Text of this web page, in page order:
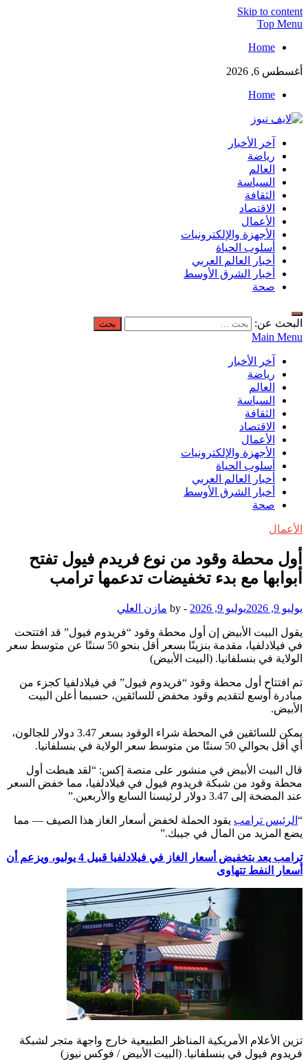
Skip to content
Top Menu
Home
أغسطس 6, 2026
Home
لايف نيوز
آخر الأخبار العاجلة لحظة بلحظة من العالم العربي والعالم
آخر الأخبار
رياضة
العالم
السياسة
الثقافة
الاقتصاد
الأعمال
الأجهزة والإلكترونيات
أسلوب الحياة
أخبار العالم العربي
أخبار الشرق الأوسط
صحة
البحث عن:
Main Menu
آخر الأخبار
رياضة
العالم
السياسة
الثقافة
الاقتصاد
الأعمال
الأجهزة والإلكترونيات
أسلوب الحياة
أخبار العالم العربي
أخبار الشرق الأوسط
صحة
الأعمال
أول محطة وقود من نوع فريدم فيول تفتح
أبوابها مع بدء تخفيضات تدعمها ترامب
يوليو 9, 2026 يوليو 9, 2026 -
by مازن العلي
يقول البيت الأبيض إن أول محطة وقود “فريدوم فيول” قد افتتحت
في فيلادلفيا، مقدمة بنزينًا بسعر أقل بنحو 50 سنتًا عن متوسط سعر
الولاية في بنسلفانيا. (البيت الأبيض)
تم افتتاح أول محطة وقود “فريدوم فيول” في فيلادلفيا كجزء من
مبادرة أوسع لتقديم وقود مخفض للسائقين، حسبما أعلن البيت
الأبيض.
يمكن للسائقين في المحطة شراء الوقود بسعر 3.47 دولار للجالون،
أي أقل بحوالي 50 سنتًا من متوسط سعر الولاية في بنسلفانيا.
قال البيت الأبيض في منشور على منصة إكس: “لقد هبطت أول
محطة وقود من شبكة فريدوم فيول في فيلادلفيا، مما خفض السعر
عند المضخة إلى 3.47 دولار لرئيسنا السابع والأربعين.”
“ الرئيس ترامب يقود الحملة لخفض أسعار الغاز هذا الصيف — مما
يضع المزيد من المال في جيبك.”
ترامب يعد بتخفيض أسعار الغاز في فيلادلفيا قبيل 4 يوليو، ويزعم أن
أسعار النفط تتهاوى
تزين الأعلام الأمريكية المناظر الطبيعية خارج واجهة متجر لشبكة
فريدوم فيول في بنسلفانيا. (البيت الأبيض / فوكس نيوز)